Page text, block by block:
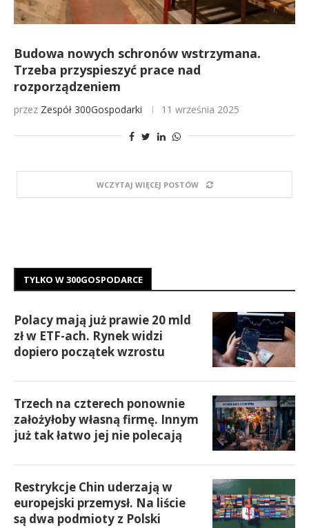
Budowa nowych schronów wstrzymana.
Trzeba przyspieszyć prace nad
rozporządzeniem
przez Zespół 300Gospodarki 11 września 2025
WCZYTAJ WIĘCEJ POSTÓW
TYLKO W 300GOSPODARCE
Polacy mają już prawie 20 mld
zł w ETF-ach. Rynek widzi
dopiero początek wzrostu
Trzech na czterech ponownie
założyłoby własną firmę. Innym
już tak łatwo jej nie polecają
Restrykcje Chin uderzają w
europejski przemysł. Na liście
są dwa podmioty z Polski